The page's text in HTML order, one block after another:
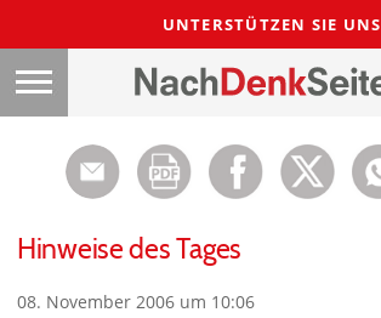
UNTERSTÜTZEN SIE UNS
Hinweise des Tages
08. November 2006 um 10:06